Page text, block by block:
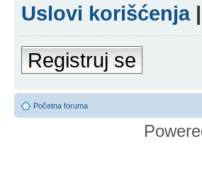
Uslovi korišćenja|
Registruj se
Početna foruma